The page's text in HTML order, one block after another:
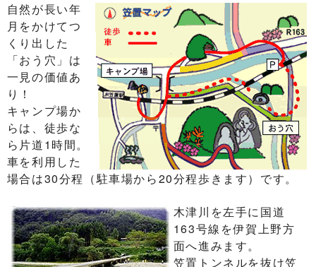
自然が長い年
月をかけてつ
くり出した
「おう穴」は
一見の価値あ
り！
キャンプ場か
らは、徒歩な
ら片道1時間。
車を利用した
場合は30分程（駐車場から20分程歩きます）です。
木津川を左手に国道
163号線を伊賀上野方
面へ進みます。
笠置トンネルを抜け笠